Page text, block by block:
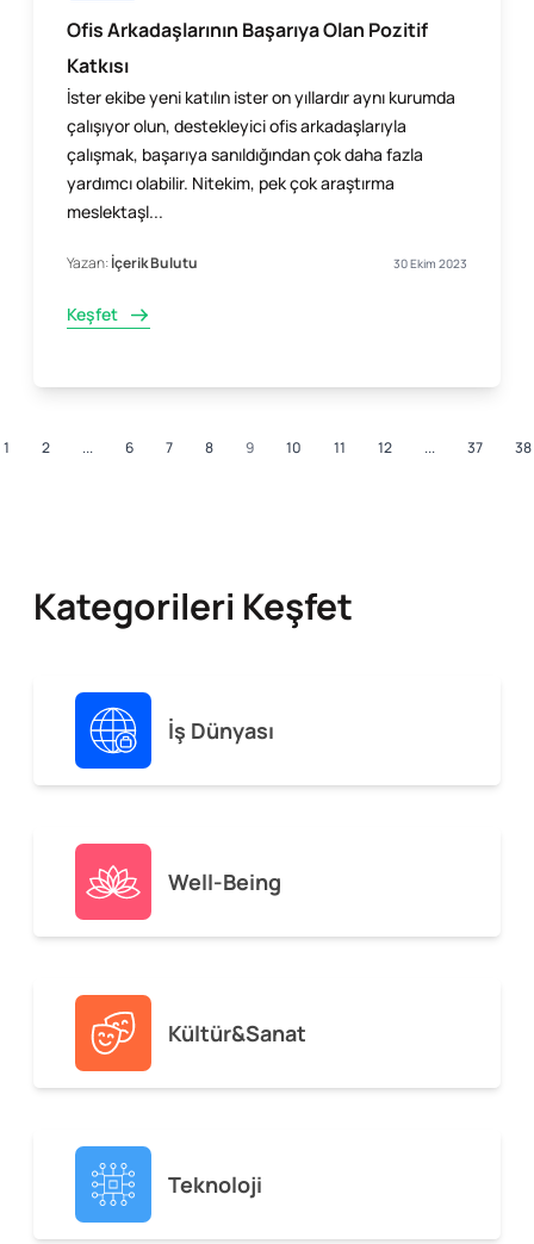
Ofis Arkadaşlarının Başarıya Olan Pozitif
Katkısı
İster ekibe yeni katılın ister on yıllardır aynı kurumda
çalışıyor olun, destekleyici ofis arkadaşlarıyla
çalışmak, başarıya sanıldığından çok daha fazla
yardımcı olabilir. Nitekim, pek çok araştırma
meslektaşl...
Yazan:İçerik Bulutu 30 Ekim 2023
Keşfet
1 2 ... 6 7 8 9 10 11 12 ... 37 38
Kategorileri Keşfet
İş Dünyası
Well-Being
Kültür&Sanat
Teknoloji